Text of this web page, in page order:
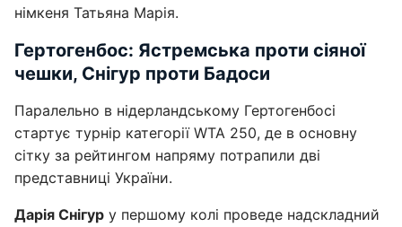
німкеня Татьяна Марія.
Гертогенбос: Ястремська проти сіяної
чешки, Снігур проти Бадоси
Паралельно в нідерландському Гертогенбосі
стартує турнір категорії WTA 250, де в основну
сітку за рейтингом напряму потрапили дві
представниці України.
Дарія Снігур у першому колі проведе надскладний